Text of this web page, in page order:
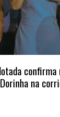
confirma
na